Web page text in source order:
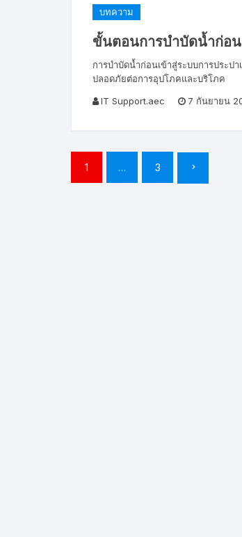
บทความ
ขั้นตอนการบำบัดน้ำก่อน
การบำบัดน้ำก่อนเข้าสู่ระบบการประ
ปลอดภัยต่อการอุปโภคและบริโภค
IT Support.aec
7 กันยายน
Posts
pagination
1 … 3